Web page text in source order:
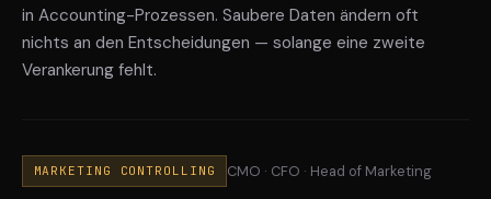
in Accounting-Prozessen. Saubere Daten ändern oft
nichts an den Entscheidungen — solange eine zweite
Verankerung fehlt.
MARKETING CONTROLLING CMO · CFO · Head of Marketing